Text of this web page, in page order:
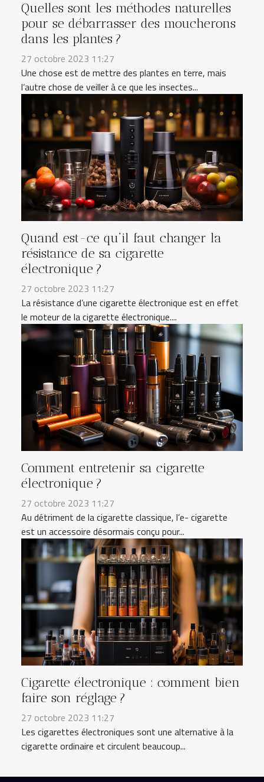
Quelles sont les méthodes naturelles
pour se débarrasser des moucherons
dans les plantes ?
27 octobre 2023 11:27
Une chose est de mettre des plantes en terre, mais
l’autre chose de veiller à ce que les insectes...
Quand est-ce qu’il faut changer la
résistance de sa cigarette
électronique ?
27 octobre 2023 11:27
La résistance d’une cigarette électronique est en effet
le moteur de la cigarette électronique....
Comment entretenir sa cigarette
électronique ?
27 octobre 2023 11:27
Au détriment de la cigarette classique, l’e- cigarette
est un accessoire désormais conçu pour...
Cigarette électronique : comment bien
faire son réglage ?
27 octobre 2023 11:27
Les cigarettes électroniques sont une alternative à la
cigarette ordinaire et circulent beaucoup...